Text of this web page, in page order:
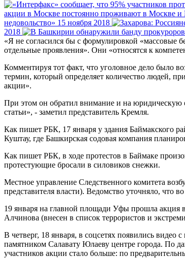
акции в Москве постоянно проживают в Москве и
недовольство» 15 ноября 2018
2018
«Я не согласился бы с формулировкой «массовые
отдельные проявления». Они «относятся к
Комментируя тот факт, что уголовное дело было
термин, который определяет количество людей,
акции».
При этом он обратил внимание и на юридическую
статьи», - заметил представитель Кремля.
Как пишет РБК, 17 января у здания Баймакского
Куштау, где Башкирская содовая компания
Как пишет РБК, в ходе протестов в Баймаке
протестующие бросали в силовиков снежки.
Местное управление Следственного комитета
представителя власти). Ведомство уточняло, что
19 января на главной площади Уфы прошла акция
Алчинова (внесен в список террористов и
В четверг, 18 января, в соцсетях появились
памятником Салавату Юлаеву центре города. По
участников акции стало больше: по